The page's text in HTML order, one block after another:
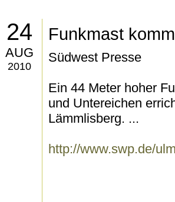
24
AUG
2010
Funkmast
Südwest Presse
Ein 44 Meter hoher
und Untereichen
Lämmlisberg. ...
http://www.swp.de/